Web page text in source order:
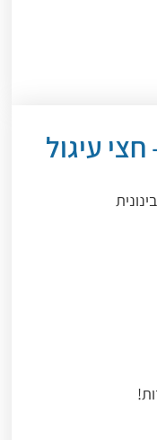
עיגול